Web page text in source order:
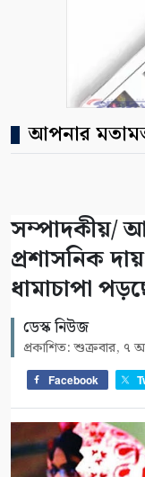
আপনার
সম্পাদকীয়/
প্রশাসনিক
ধামাচাপা
ডেস্ক নিউজ
প্রকাশিত: শুক্রবার, ৭
Facebook